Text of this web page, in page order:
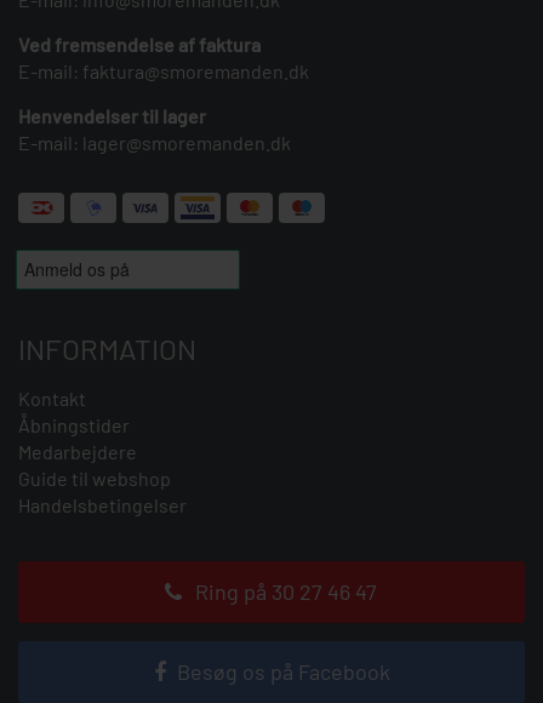
Ved fremsendelse af faktura
E-mail: faktura@smoremanden.dk
Henvendelser til lager
E-mail: lager@smoremanden.dk
INFORMATION
Kontakt
Åbningstider
Medarbejdere
Guide til webshop
Handelsbetingelser
Ring på 30 27 46 47
Besøg os på Facebook